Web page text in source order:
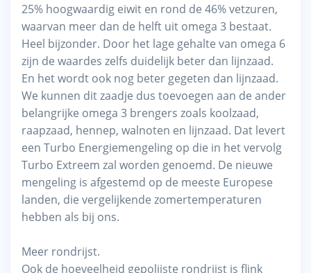
25% hoogwaardig eiwit en rond de 46% vetzuren,
waarvan meer dan de helft uit omega 3 bestaat.
Heel bijzonder. Door het lage gehalte van omega 6
zijn de waardes zelfs duidelijk beter dan lijnzaad.
En het wordt ook nog beter gegeten dan lijnzaad.
We kunnen dit zaadje dus toevoegen aan de ander
belangrijke omega 3 brengers zoals koolzaad,
raapzaad, hennep, walnoten en lijnzaad. Dat levert
een Turbo Energiemengeling op die in het vervolg
Turbo Extreem zal worden genoemd. De nieuwe
mengeling is afgestemd op de meeste Europese
landen, die vergelijkende zomertemperaturen
hebben als bij ons.
Meer rondrijst.
Ook de hoeveelheid gepolijste rondrijst is flink